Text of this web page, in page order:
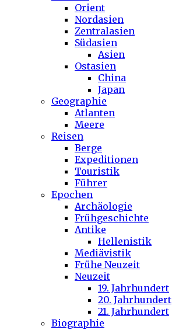
Orient
Nordasien
Zentralasien
Südasien
Asien
Ostasien
China
Japan
Geographie
Atlanten
Meere
Reisen
Berge
Expeditionen
Touristik
Führer
Epochen
Archäologie
Frühgeschichte
Antike
Hellenistik
Mediävistik
Frühe Neuzeit
Neuzeit
19. Jahrhundert
20. Jahrhundert
21. Jahrhundert
Biographie